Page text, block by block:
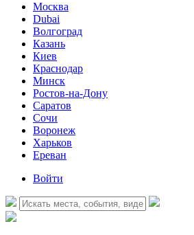
Москва
Dubai
Волгоград
Казань
Киев
Краснодар
Минск
Ростов-на-Дону
Саратов
Сочи
Воронеж
Харьков
Ереван
Войти